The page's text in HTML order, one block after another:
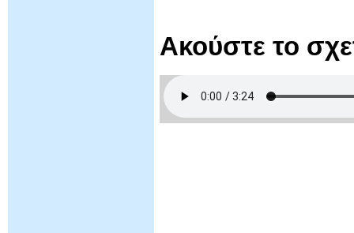
Ακούστε το